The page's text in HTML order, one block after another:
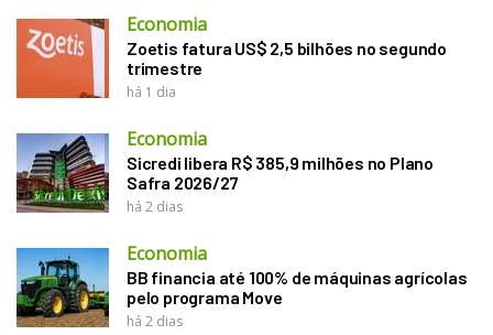
Economia
Zoetis fatura US$ 2,5 bilhões no segundo
trimestre
há 1 dia
Economia
Sicredi libera R$ 385,9 milhões no Plano
Safra 2026/27
há 2 dias
Economia
BB financia até 100% de máquinas agrícolas
pelo programa Move
há 2 dias